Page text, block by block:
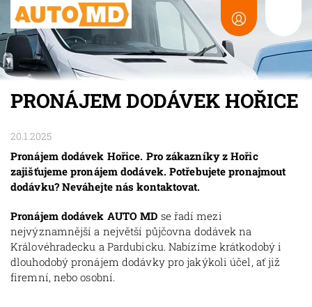
PRONÁJEM DODÁVEK HOŘICE
20.1.2025
Pronájem dodávek Hořice. Pro zákazníky z Hořic
zajišťujeme pronájem dodávek. Potřebujete pronajmout
dodávku? Neváhejte nás kontaktovat.
Pronájem dodávek AUTO MD se řadí mezi
nejvýznamnější a největší půjčovna dodávek na
Královéhradecku a Pardubicku. Nabízíme krátkodobý i
dlouhodobý pronájem dodávky pro jakýkoli účel, ať již
firemní, nebo osobní.